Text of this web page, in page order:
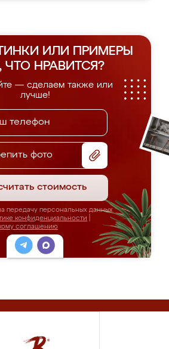
ИЛИ ПРИМЕРЫ
ЧТО НРАВИТСЯ?
— сделаем также или
лучше!
фото
стоимость
передачу персональных данных
конфиденциальности
соглашению